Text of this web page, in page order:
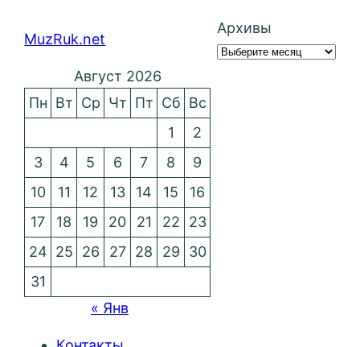
MuzRuk.net
Архивы
Август 2026
Пн Вт Ср Чт Пт Сб Вс
1
2
3
4 5 6 7 8
9
10
11 12 13 14 15
16
17
18 19 20 21 22
23
24 25 26 27 28 29
30
31
« Янв